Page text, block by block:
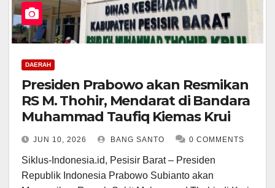
DAERAH
Presiden Prabowo akan Resmikan
RS M. Thohir, Mendarat di Bandara
Muhammad Taufiq Kiemas Krui
JUN 10, 2026 BANG SANTO 0 COMMENTS
Siklus-Indonesia.id, Pesisir Barat – Presiden
Republik Indonesia Prabowo Subianto akan